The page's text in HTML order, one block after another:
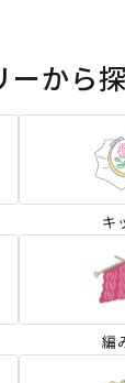
ーから
キ
編